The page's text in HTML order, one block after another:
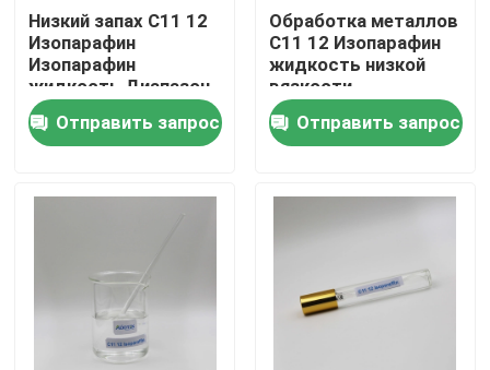
Путешествие фабрики
Проверка качества
Свяжитесь мы
Случаи
Жидкость Isoparaffin
Низкий запах C11 12
Изопарафин
Изопарафин
жидкость Диапазон
кипения дистилляции
188,5-203.5
Отправить запрос
Обработка металлов
C11 12 Изопарафин
жидкость низкой
вязкости
Промышленное
использование
Отправить запрос